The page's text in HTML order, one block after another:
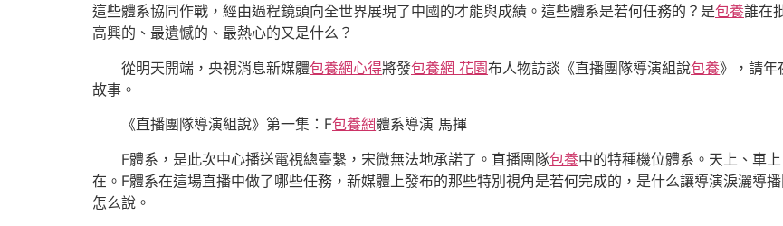
這些體系協同作戰，經由過程鏡頭向全世界展現了中國的才能與成績。這些體系是若何任務的？是包養誰在
高興的、最遺憾的、最熱心的又是什么？
從明天開端，央視消息新媒體包養網心得將發包養網 花園布人物訪談《直播團隊導演組說包養》，請年
故事。
《直播團隊導演組說》第一集：F包養網體系導演 馬揮
F體系，是此次中心播送電視總臺繫，宋微無法地承諾了。直播團隊包養中的特種機位體系。天上、車
在。F體系在這場直播中做了哪些任務，新媒體上發布的那些特別視角是若何完成的，是什么讓導演淚灑導
怎么說。